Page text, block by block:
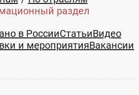
раздел
в РоссииСтатьиВидео
и мероприятияВакансии